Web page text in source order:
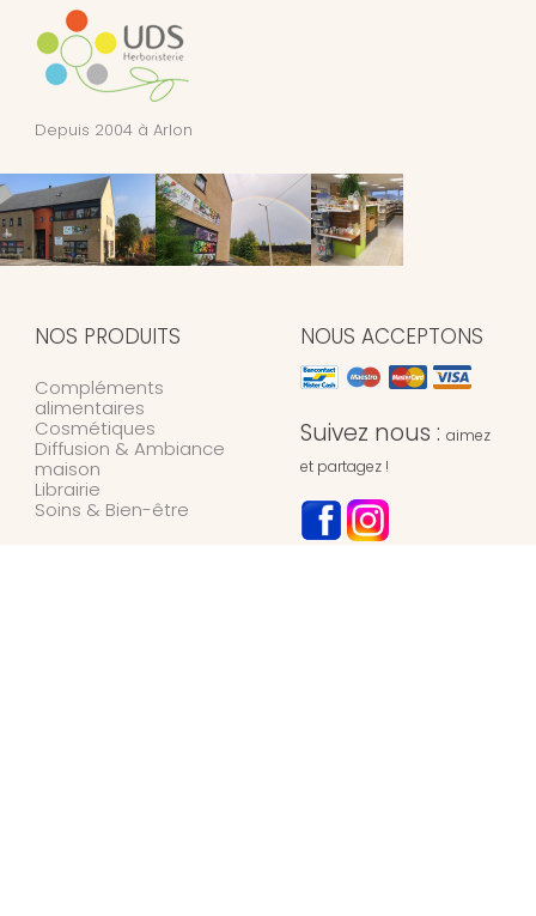
Depuis 2004 à Arlon
NOS PRODUITS
Compléments
alimentaires
Cosmétiques
Diffusion & Ambiance
maison
Librairie
Soins & Bien-être
NOUS ACCEPTONS
Suivez nous : aimez
et partagez !